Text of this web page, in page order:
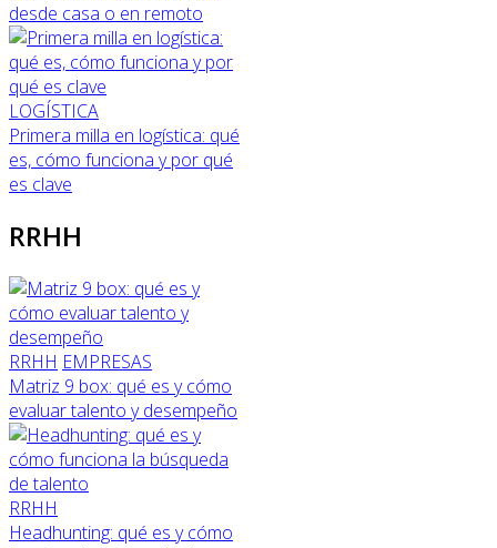
desde casa o en remoto
LOGÍSTICA
Primera milla en logística: qué
es, cómo funciona y por qué
es clave
RRHH
RRHH EMPRESAS
Matriz 9 box: qué es y cómo
evaluar talento y desempeño
RRHH
Headhunting: qué es y cómo